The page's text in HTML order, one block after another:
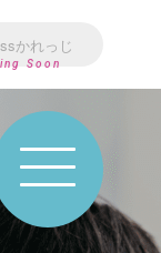
かれっじ
Soon